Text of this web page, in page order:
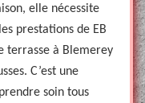
elle nécessite
prestations de EB
terrasse à Blemerey
C’est une
soin tous